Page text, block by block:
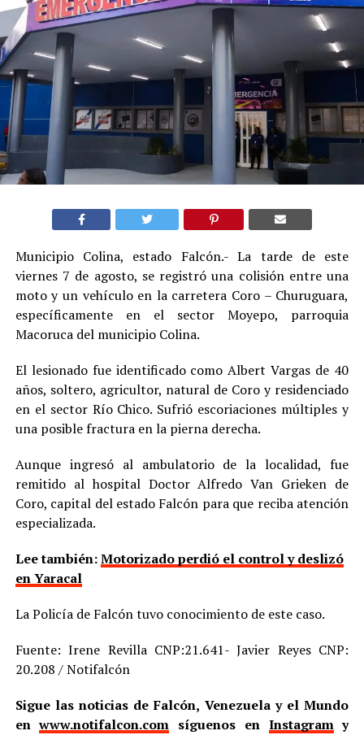
Municipio Colina, estado Falcón.- La tarde de este
viernes 7 de agosto, se registró una colisión entre una
moto y un vehículo en la carretera Coro – Churuguara,
específicamente en el sector Moyepo, parroquia
Macoruca del municipio Colina.
El lesionado fue identificado como Albert Vargas de 40
años, soltero, agricultor, natural de Coro y residenciado
en el sector Río Chico. Sufrió escoriaciones múltiples y
una posible fractura en la pierna derecha.
Aunque ingresó al ambulatorio de la localidad, fue
remitido al hospital Doctor Alfredo Van Grieken de
Coro, capital del estado Falcón para que reciba atención
especializada.
Lee también:Motorizado perdió el control y deslizó
en Yaracal
La Policía de Falcón tuvo conocimiento de este caso.
Fuente: Irene Revilla CNP:21.641- Javier Reyes CNP:
20.208 / Notifalcón
Sigue las noticias de Falcón, Venezuela y el Mundo
enwww.notifalcon.com síguenos en Instagramy